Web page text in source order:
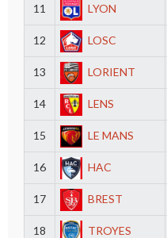
11 LYON
12 LOSC
13 LORIENT
14 LENS
15 LE MANS
16 HAC
17 BREST
18 TROYES